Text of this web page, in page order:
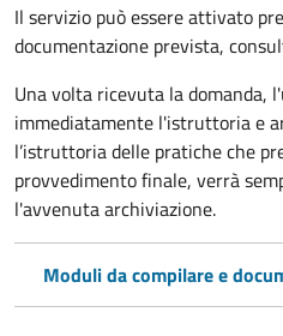
Il servizio può essere attivato
documentazione prevista,
Una volta ricevuta la domanda,
immediatamente l'istruttoria e
l’istruttoria delle pratiche che
provvedimento finale, verrà
l'avvenuta archiviazione.
Moduli da compilare e